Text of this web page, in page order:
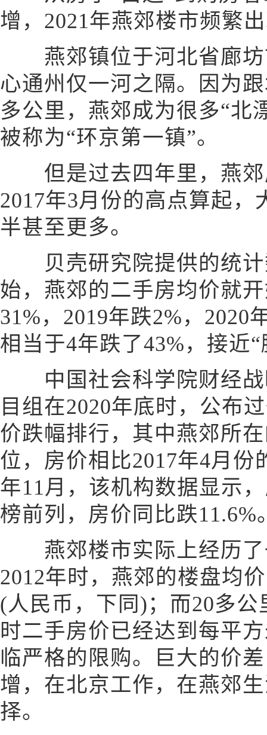
增，2021年燕郊楼市频繁
燕郊镇位于河北省廊坊
心通州仅一河之隔。因为
多公里，燕郊成为很多“北
被称为“环京第一镇”。
但是过去四年里，燕郊
2017年3月份的高点算起
半甚至更多。
贝壳研究院提供的统计
始，燕郊的二手房均价就
31%，2019年跌2%，2020
相当于4年跌了43%，接近“
中国社会科学院财经战
目组在2020年底时，公布
价跌幅排行，其中燕郊所
位，房价相比2017年4月份
年11月，该机构数据显示
榜前列，房价同比跌11.6%
燕郊楼市实际上经历了
2012年时，燕郊的楼盘均
(人民币，下同)；而20多
时二手房价已经达到每平
临严格的限购。巨大的价
增，在北京工作，在燕郊
择。